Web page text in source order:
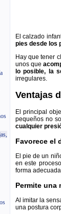
El calzado
pies desde los
Hay que tener
unos que
lo posible, la
irregulares.
Ventajas
El principal
pequeños no
cualquier
Favorece el
El pie de un
en este
forma
Permite una
Al imitar la
una postura